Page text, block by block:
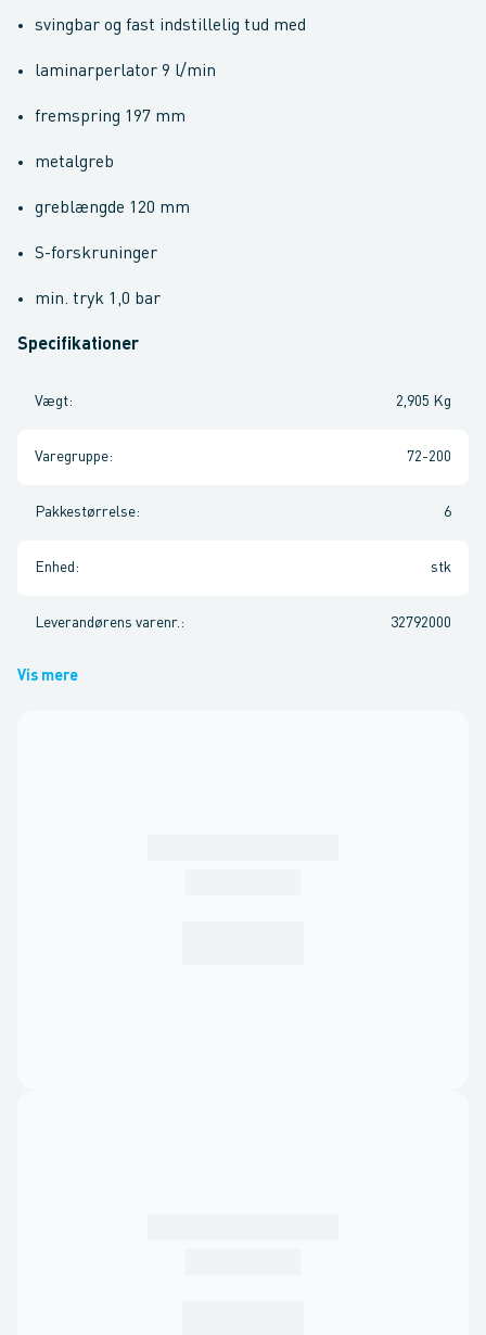
svingbar og fast indstillelig tud med
laminarperlator 9 l/min
fremspring 197 mm
metalgreb
greblængde 120 mm
S-forskruninger
min. tryk 1,0 bar
Specifikationer
Vægt: 2,905 Kg
Varegruppe: 72-200
Pakkestørrelse: 6
Enhed : stk
Leverandørens varenr. : 32792000
Vis mere